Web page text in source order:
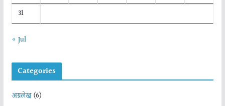
31
« Jul
Categories
अग्रलेख(6)